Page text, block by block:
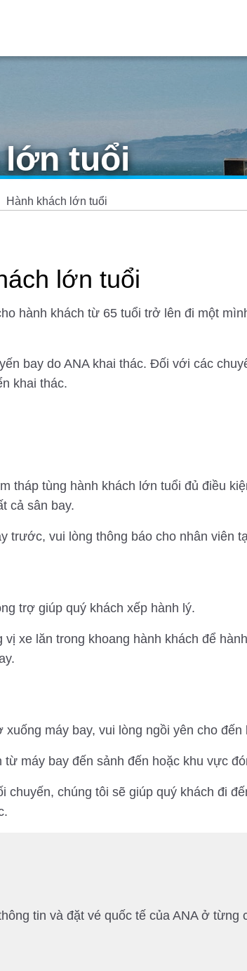
lớn tuổi
Hành khách lớn tuổi
lớn tuổi
hành khách từ 65 tuổi trở lên đi một
bay do ANA khai thác. Đối với các
khai thác.
tháp tùng hành khách lớn tuổi đủ điều
cả sân bay.
trước, vui lòng thông báo cho nhân viên
trợ giúp quý khách xếp hành lý.
xe lăn trong khoang hành khách để
máy bay, vui lòng ngồi yên cho
từ máy bay đến sảnh đến hoặc khu vực
chuyến, chúng tôi sẽ giúp quý khách đi
tin và đặt vé quốc tế của ANA ở từng